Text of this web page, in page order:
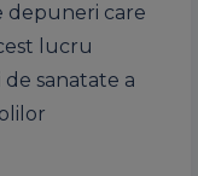
depuneri care
lucru
sanatate a